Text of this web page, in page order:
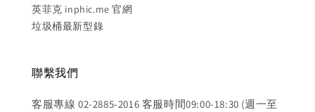
英菲克 inphic.me 官網
垃圾桶最新型錄
聯繫我們
客服專線 02-2885-2016 客服時間09:00-18:30 (週一至